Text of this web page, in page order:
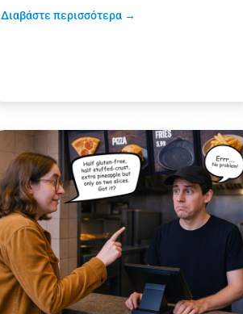
Διαβάστε περισσότερα →